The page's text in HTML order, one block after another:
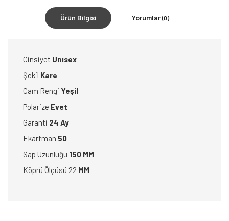
Ürün Bilgisi Yorumlar(0)
Cinsiyet Unısex
Şekil Kare
Cam Rengi Yeşil
Polarize Evet
Garanti 24 Ay
Ekartman 50
Sap Uzunluğu 150 MM
Köprü Ölçüsü 22 MM